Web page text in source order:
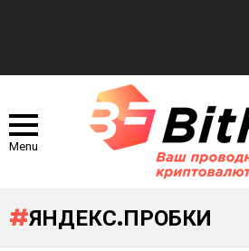
Menu
ЯНДЕКС.ПРОБКИ